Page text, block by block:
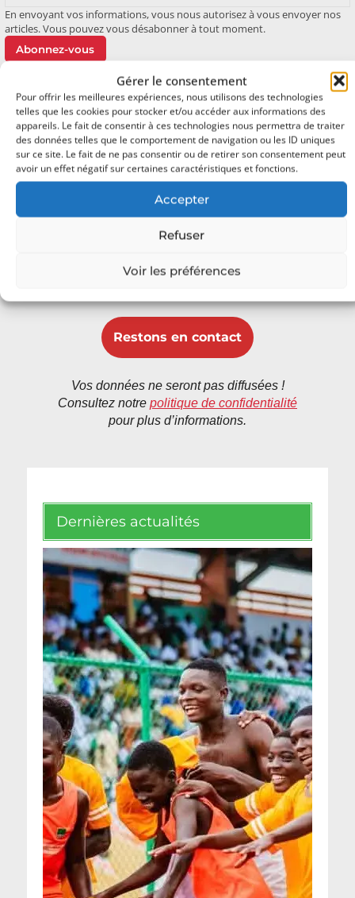
Gérer le consentement
Pour offrir les meilleures expériences, nous utilisons des technologies
telles que les cookies pour stocker et/ou accéder aux informations des
appareils. Le fait de consentir à ces technologies nous permettra de traiter
des données telles que le comportement de navigation ou les ID uniques
sur ce site. Le fait de ne pas consentir ou de retirer son consentement peut
avoir un effet négatif sur certaines caractéristiques et fonctions.
Accepter
Refuser
Voir les préférences
En envoyant vos informations, vous nous autorisez à vous envoyer nos
articles. Vous pouvez vous désabonner à tout moment.
Abonnez-vous
Oh bonjour
Ravi de vous rencontrer.
Inscrivez-vous pour recevoir
chaque fois du contenu génial dans
votre boîte de réception.
Vos données ne seront pas diffusées !
Consultez notre politique de confidentialité
pour plus d’informations.
Dernières actualités